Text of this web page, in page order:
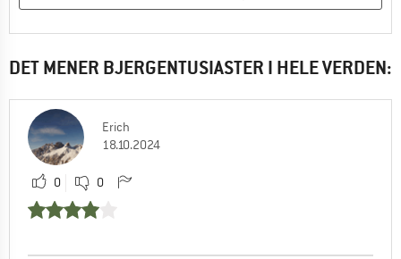
DET MENER BJERGENTUSIASTER I HELE VERDEN:
Erich
18.10.2024
0 0